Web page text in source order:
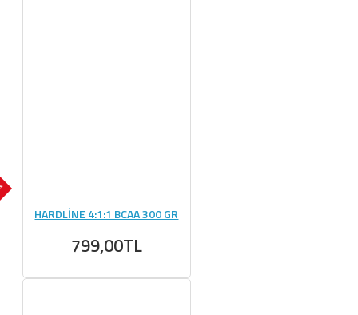
HARDLİNE 4:1:1 BCAA 300 GR
799,00TL